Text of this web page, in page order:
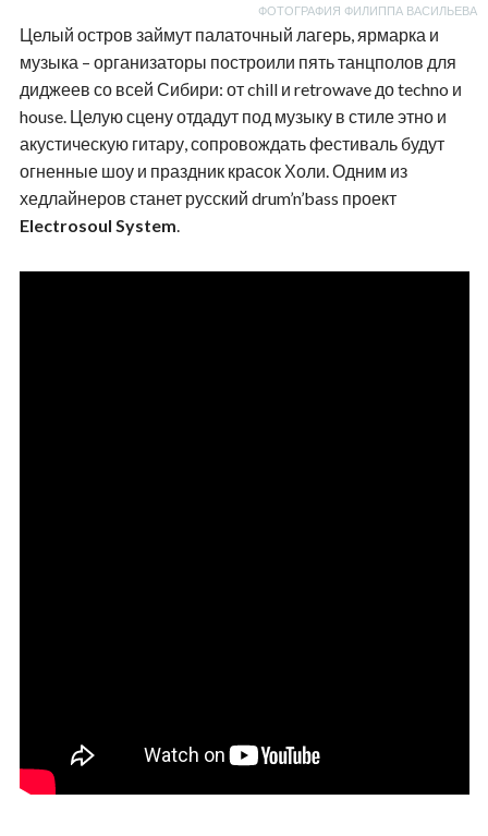
ФОТОГРАФИЯ ФИЛИППА ВАСИЛЬЕВА
Целый остров займут палаточный лагерь, ярмарка и
музыка – организаторы построили пять танцполов для
диджеев со всей Сибири: от chill и retrowave до techno и
house. Целую сцену отдадут под музыку в стиле этно и
акустическую гитару, сопровождать фестиваль будут
огненные шоу и праздник красок Холи. Одним из
хедлайнеров станет русский drum’n’bass проект
Electrosoul System.